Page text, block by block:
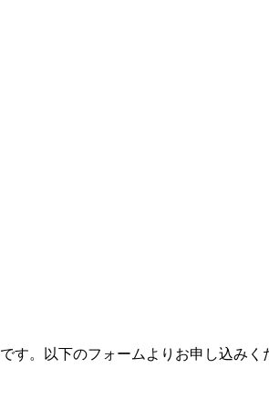
。以下のフォームよりお申し込みく